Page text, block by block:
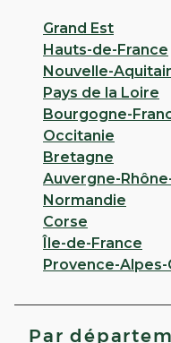
125 RUE DU
Appeler
PLUS D'INFO
PHARMACIE
Click & Collect
Grand Est
Hauts-de-France
Nouvelle-
Pays de la Loire
Bourgogne-
Occitanie
Bretagne
Auvergne-
Normandie
Corse
Île-de-France
Provence-
Par